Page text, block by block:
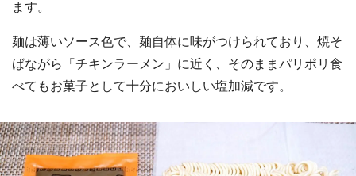
ます。
麺は薄いソース色で、麺自体に味がつけられており、焼そ
ばながら「チキンラーメン」に近く、そのままパリポリ食
べてもお菓子として十分においしい塩加減です。